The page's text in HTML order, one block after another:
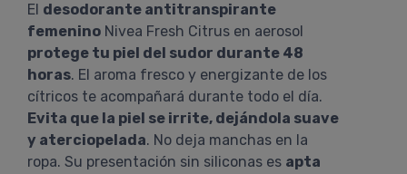
El desodorante antitranspirante
femenino Nivea Fresh Citrus en aerosol
protege tu piel del sudor durante 48
horas. El aroma fresco y energizante de los
cítricos te acompañará durante todo el día.
Evita que la piel se irrite, dejándola suave
y aterciopelada. No deja manchas en la
ropa. Su presentación sin siliconas es apta